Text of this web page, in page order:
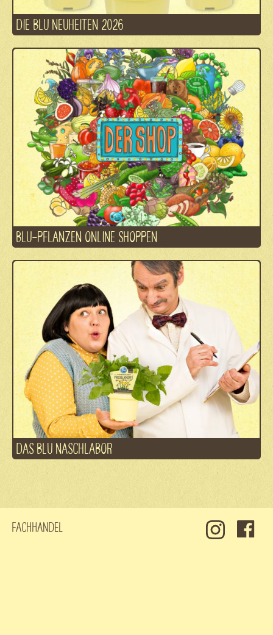
DIE BLU NEUHEITEN 2026
BLU-PFLANZEN ONLINE SHOPPEN
DAS BLU NASCHLABOR
Fachhandel